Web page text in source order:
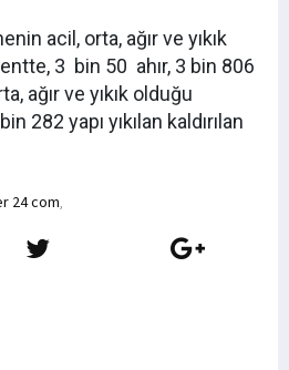
acil, orta, ağır ve yıkık
3 bin 50 ahır, 3 bin 806
ağır ve yıkık olduğu
282 yapı yıkılan kaldırılan
24 com,